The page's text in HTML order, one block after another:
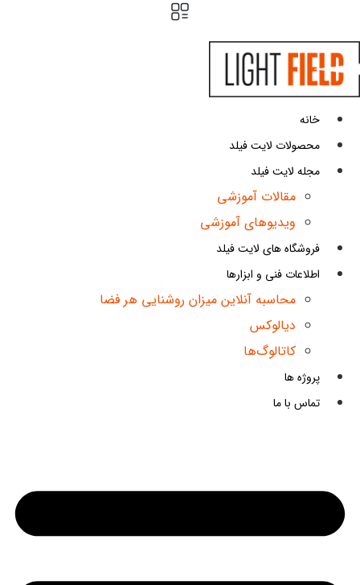
به
محتوا
خانه
محصولات لایت فیلد
مجله لایت فیلد
مقالات آموزشی
ویدیوهای آموزشی
فروشگاه های لایت فیلد
اطلاعات فنی و ابزارها
محاسبه آنلاین میزان روشنایی هر فضا
دیالوکس
کاتالوگ‌ها
پروژه ها
تماس با ما